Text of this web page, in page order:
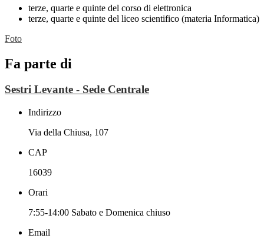
terze, quarte e quinte del corso di elettronica
terze, quarte e quinte del liceo scientifico (materia Informatica)
Foto
Fa parte di
Sestri Levante - Sede Centrale
Indirizzo
Via della Chiusa, 107
CAP
16039
Orari
7:55-14:00 Sabato e Domenica chiuso
Email